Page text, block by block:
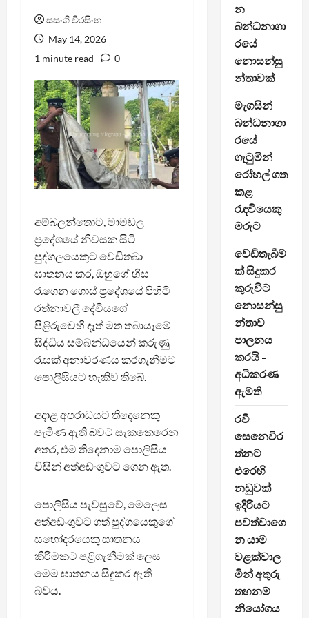
සසංගි වීරසිංහ
May 14, 2026
1 minute read
0
අම්බලන්තොට, මාමඩල
ප්‍රදේශයේ නිවසක සිටි
පුද්ගලයෙකුට වෙඩිතබා
ඝාතනය කර, ඔහුගේ හිස
රැගෙන ගොස් ප්‍රදේශයේ පිහිටි
රත්නාවලී දේවියගේ
පිළිරුවෙහි දෑත් මත තබායෑමේ
සිද්ධිය සම්බන්ධයෙන් කරුණු
රැසක් අනාවරණය කරගැනීමට
පොලීසියට හැකිව තිබේ.
අදාළ අපරාධයට තිදෙනෙකු
පැමිණ ඇති බවට සැකකෙරෙන
අතර, එම තිදෙනාම පොලිසිය
විසින් අත්අඩංගුවට ගෙන ඇත.
පොලිසිය පැවසුවේ, මෙලෙස
අත්අඩංගුවට ගත් පුද්ගයෙකුගේ
සහෝදරයෙකු ඝාතනය
කිරීමකට පළිගැනීමක් ලෙස
මෙම ඝාතනය සිදුකර ඇති
බවය.
න
බන්ධනාගා
රයේ
නොසන්සු
න්තාවක්
මැගසින්
බන්ධනාගා
රයේ
ගැටුමින්
රෝහල් ගත
කළ
රැඳවියෙකු
මරුට
වෙඩිතැබීම
ක් සිදුකර
කුරුවිට
නොසන්සු
න්තාව
පාලනය
කරයි –
අධිකරණ
ඇමති
රවී
සෙනෙවිර
ත්නට
එරෙහි
නඩුවක්
ඉදිරියට
පවත්වාගෙ
න යාම
වළක්වාල
මින් අතුරු
තහනම්
නියෝගය